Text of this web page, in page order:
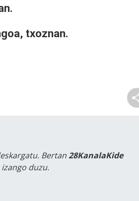
txoznan.
Bertan28KanalaKide
duzu.